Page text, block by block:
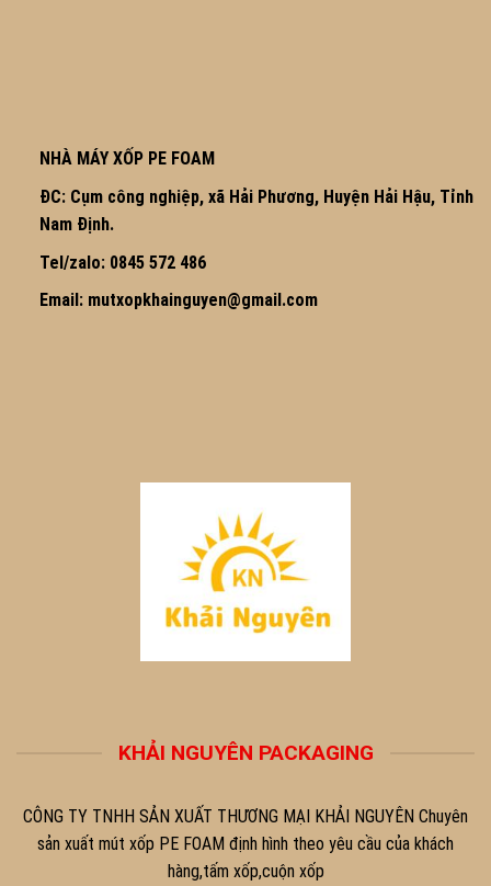
NHÀ MÁY XỐP PE FOAM
ĐC: Cụm công nghiệp, xã Hải Phương, Huyện Hải Hậu, Tỉnh
Nam Định.
Tel/zalo: 0845 572 486
Email: mutxopkhainguyen@gmail.com
KHẢI NGUYÊN PACKAGING
CÔNG TY TNHH SẢN XUẤT THƯƠNG MẠI KHẢI NGUYÊN Chuyên
sản xuất mút xốp PE FOAM định hình theo yêu cầu của khách
hàng,tấm xốp,cuộn xốp